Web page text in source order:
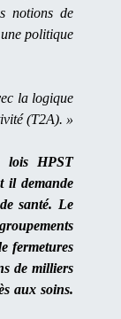
notions de
politique
la logique
(T2A). »
lois HPST
il demande
santé. Le
fermetures
de milliers
aux soins.